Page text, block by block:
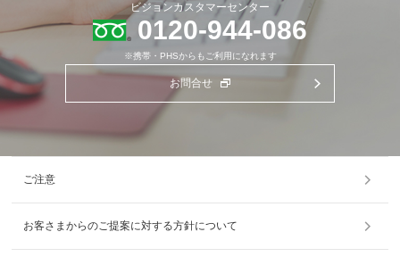
ビジョンカスタマーセンター
0120-944-086
※携帯・PHSからもご利用になれます
お問合せ
ご注意
お客さまからのご提案に対する方針について